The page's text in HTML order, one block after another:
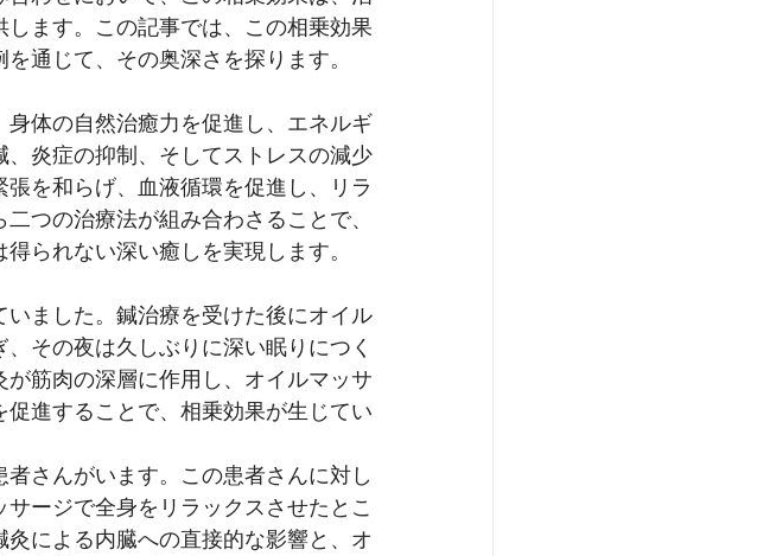
ます。この記事では、この相乗効果
通じて、その奥深さを探ります。
体の自然治癒力を促進し、エネルギ
炎症の抑制、そしてストレスの減少
を和らげ、血液循環を促進し、リラ
つの治療法が組み合わさることで、
られない深い癒しを実現します。
ました。鍼治療を受けた後にオイル
その夜は久しぶりに深い眠りにつく
筋肉の深層に作用し、オイルマッサ
進することで、相乗効果が生じてい
さんがいます。この患者さんに対し
ージで全身をリラックスさせたとこ
による内臓への直接的な影響と、オ